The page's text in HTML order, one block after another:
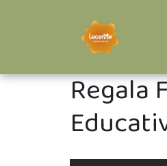
Regala